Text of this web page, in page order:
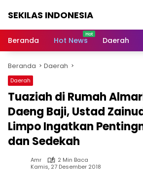
SEKILAS INDONESIA
Terkini,
Latest
World,
Headlines,
News
Today
Beranda Hot News Daerah
Beranda Daerah
Daerah
Tuaziah di Rumah
Daeng Baji, Ustad
Limpo Ingatkan
dan Sedekah
Amr
2 Min Baca
Kamis, 27 Desember 2018